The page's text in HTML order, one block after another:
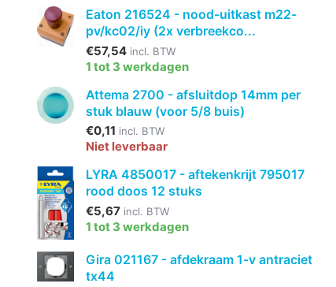
Eaton 216524 - nood-uitkast m22-
pv/kc02/iy (2x verbreekco...
€57,54 incl. BTW
1 tot 3 werkdagen
Attema 2700 - afsluitdop 14mm per
stuk blauw (voor 5/8 buis)
€0,11 incl. BTW
Niet leverbaar
LYRA 4850017 - aftekenkrijt 795017
rood doos 12 stuks
€5,67 incl. BTW
1 tot 3 werkdagen
Gira 021167 - afdekraam 1-v antraciet
tx44